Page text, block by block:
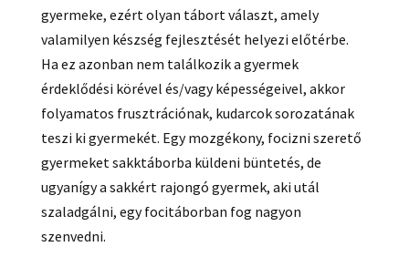
gyermeke, ezért olyan tábort választ, amely
valamilyen készség fejlesztését helyezi előtérbe.
Ha ez azonban nem találkozik a gyermek
érdeklődési körével és/vagy képességeivel, akkor
folyamatos frusztrációnak, kudarcok sorozatának
teszi ki gyermekét. Egy mozgékony, focizni szerető
gyermeket sakktáborba küldeni büntetés, de
ugyanígy a sakkért rajongó gyermek, aki utál
szaladgálni, egy focitáborban fog nagyon
szenvedni.